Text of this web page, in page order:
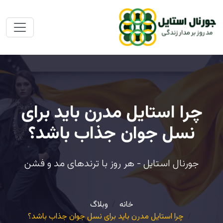
چرا استایل مدرن باید برای
نسل جوان جذاب باشد؟
جورنال استایل - هر روز با ترندهای مد و فشن
خانه
وبلاگ
چرا استایل مدرن باید برای نسل جوان جذاب باشد؟